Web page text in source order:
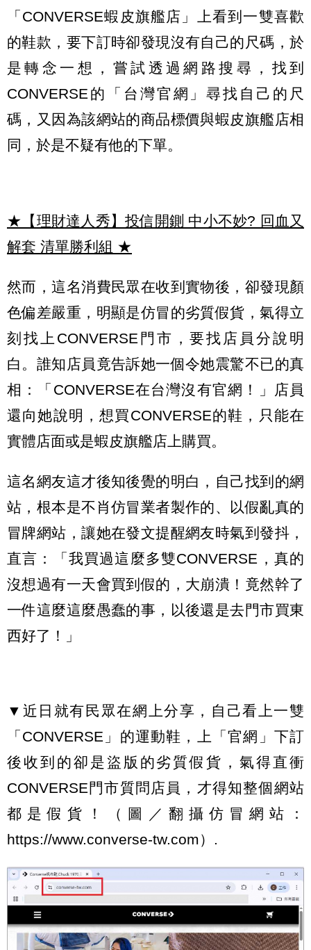
「CONVERSE蝦皮旗艦店」上看到一雙喜歡
的鞋款，要下訂時卻發現沒有自己的尺碼，於
是轉念一想，嘗試透過網路搜尋，找到
CONVERSE的「台灣官網」尋找自己的尺
碼，又因為該網站的商品標價與蝦皮旗艦店相
同，於是不疑有他的下單。
★【理財達人秀】投信開鍘 中小不妙? 回血又
解套 清單勝利組 ★
然而，這名消費民眾在收到實物後，卻發現顏
色偏差嚴重，明顯是仿冒的劣質假貨，氣得立
刻找上CONVERSE門市，要找店員分說明
白。誰知店員竟告訴她一個令她震驚不已的真
相：「CONVERSE在台灣沒有官網！」店員
還向她說明，想買CONVERSE的鞋，只能在
實體店面或是蝦皮旗艦店上購買。
這名網友這才後知後覺的明白，自己找到的網
站，根本是不肖仿冒業者製作的、以假亂真的
冒牌網站，讓她在發文提醒網友時氣到發抖，
直言：「我買過這麼多雙CONVERSE，真的
沒想過有一天會買到假的，大崩潰！竟然幹了
一件這麼這麼愚蠢的事，以後還是去門市買東
西好了！」
▼近日就有民眾在網上分享，自己看上一雙
「CONVERSE」的運動鞋，上「官網」下訂
後收到的卻是盜版的劣質假貨，氣得直衝
CONVERSE門市質問店員，才得知整個網站
都是假貨！（圖／翻攝仿冒網站：
https://www.converse-tw.com）.